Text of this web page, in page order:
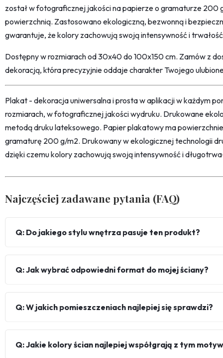
został w fotograficznej jakości na papierze o gramaturze 200
powierzchnią. Zastosowano ekologiczną, bezwonną i
gwarantuje, że kolory zachowują swoją intensywność i
Dostępny w rozmiarach od 30x40 do 100x150 cm. Zamów z
dekoracją, która precyzyjnie oddaje charakter Twojego
Plakat - dekoracja uniwersalna i prosta w aplikacji w każdym
rozmiarach, w fotograficznej jakości wydruku. Drukowane
metodą druku lateksowego. Papier plakatowy ma
gramaturę 200 g/m2. Drukowany w ekologicznej technologii
dzięki czemu kolory zachowują swoją intensywność i
Najczęściej zadawane pytania (FAQ)
Q: Do jakiego stylu wnętrza pasuje ten produkt?
Q: Jak wybrać odpowiedni format do mojej ściany?
Q: W jakich pomieszczeniach najlepiej się sprawdzi?
Q: Jakie kolory ścian najlepiej współgrają z tym